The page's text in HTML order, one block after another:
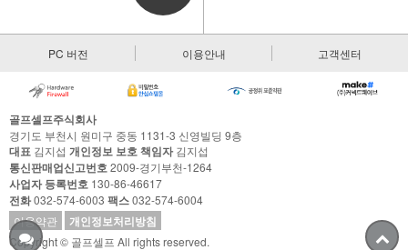
PC 버전 이용안내 고객센터
골프셀프주식회사
경기도 부천시 원미구 중동 1131-3 신영빌딩 9층
대표 김지섭 개인정보 보호 책임자김지섭
통신판매업신고번호2009-경기부천-1264
사업자 등록번호 130-86-46617
전화032-574-6003 팩스032-574-6004
이용약관
개인정보처리방침
Copyright © 골프셀프 All rights reserved.